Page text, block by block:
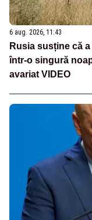
6 aug. 2026, 11:43
Rusia susține că
într-o singură
avariat VIDEO